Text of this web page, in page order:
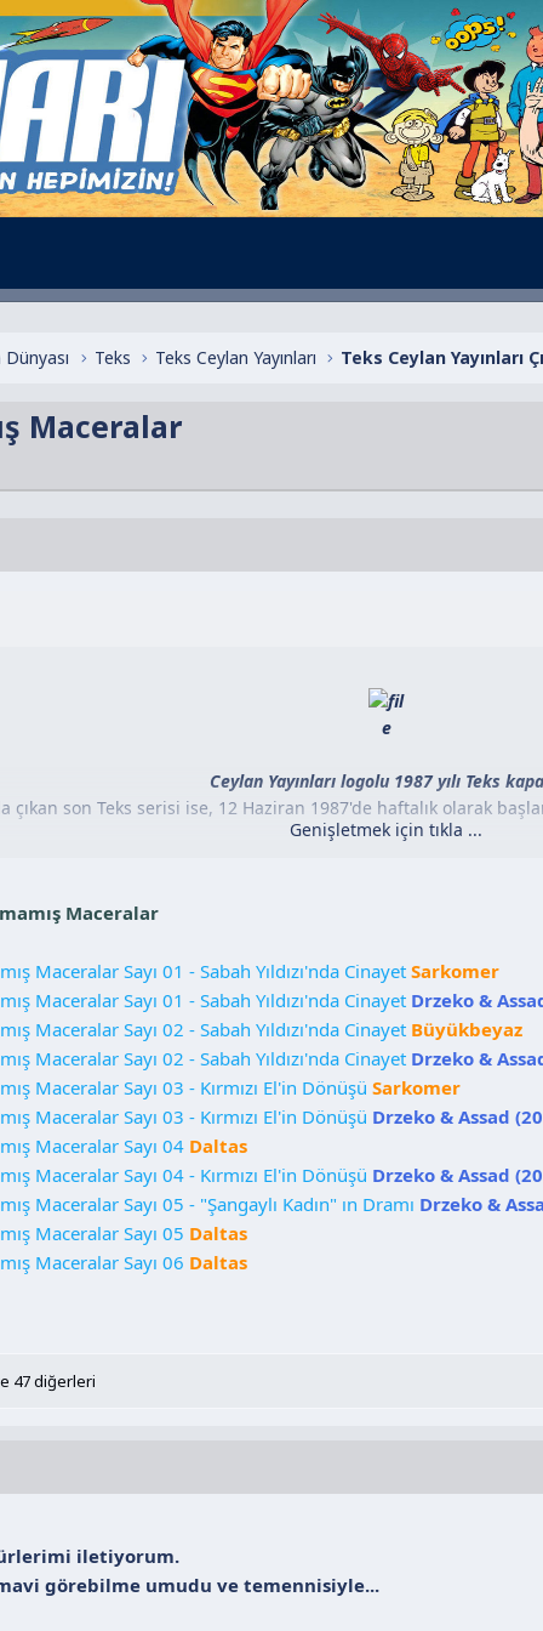
Teks Teks Ceylan Yayınları
Maceralar
Ceylan Yayınları logolu 1987 yılı Teks
çıkan son Teks serisi ise, 12 Haziran 1987'de haftalık olarak
Genişletmek için tıkla ...
Maceralar
Maceralar Sayı 01 - Sabah Yıldızı'nda Cinayet Sarkomer
Maceralar Sayı 01 - Sabah Yıldızı'nda Cinayet Drzeko &
Maceralar Sayı 02 - Sabah Yıldızı'nda Cinayet Büyükbeyaz
Maceralar Sayı 02 - Sabah Yıldızı'nda Cinayet Drzeko &
Maceralar Sayı 03 - Kırmızı El'in Dönüşü Sarkomer
Maceralar Sayı 03 - Kırmızı El'in Dönüşü Drzeko & Assad
Maceralar Sayı 04 Daltas
Maceralar Sayı 04 - Kırmızı El'in Dönüşü Drzeko & Assad
Maceralar Sayı 05 - "Şangaylı Kadın" ın Dramı Drzeko &
Maceralar Sayı 05 Daltas
Maceralar Sayı 06 Daltas
47 diğerleri
iletiyorum.
görebilme umudu ve temennisiyle...